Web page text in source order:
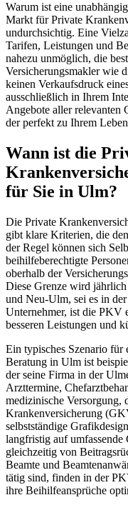
Warum ist eine
Markt für Private
undurchsichtig. Eine
Tarifen, Leistungen und
nahezu unmöglich, die
Versicherungsmakler wie
keinen Verkaufsdruck
ausschließlich in Ihrem
Angebote aller relevanten
der perfekt zu Ihrem
Wann ist die
für Sie in Ulm?
Die Private
gibt klare Kriterien, die
der Regel können sich
beihilfeberechtigte
oberhalb der
Diese Grenze wird
und Neu-Ulm, sei es in
Unternehmer, ist die PKV
besseren Leistungen und
Ein typisches Szenario für
Beratung in Ulm ist
der seine Firma in der
Arzttermine,
medizinische Versorgung,
Krankenversicherung
selbstständige
langfristig auf umfassende
gleichzeitig von
Beamte und
tätig sind, finden in der
ihre Beihilfeansprüche